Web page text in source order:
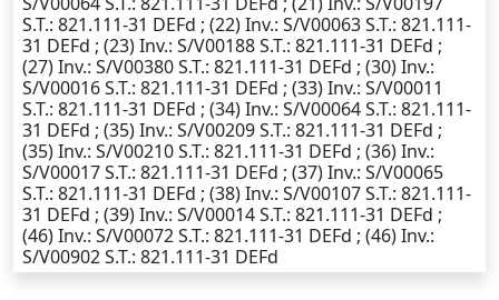
S.T.: 821.111-31 DEFd ; (22)Inv.: S/V00063S.T.: 821.111-
31 DEFd ; (23)Inv.: S/V00188S.T.: 821.111-31 DEFd ;
(27)Inv.: S/V00380S.T.: 821.111-31 DEFd ; (30)Inv.:
S/V00016S.T.: 821.111-31 DEFd ; (33)Inv.: S/V00011
S.T.: 821.111-31 DEFd ; (34)Inv.: S/V00064S.T.: 821.111-
31 DEFd ; (35)Inv.: S/V00209S.T.: 821.111-31 DEFd ;
(35)Inv.: S/V00210S.T.: 821.111-31 DEFd ; (36)Inv.:
S/V00017S.T.: 821.111-31 DEFd ; (37)Inv.: S/V00065
S.T.: 821.111-31 DEFd ; (38)Inv.: S/V00107S.T.: 821.111-
31 DEFd ; (39)Inv.: S/V00014S.T.: 821.111-31 DEFd ;
(46)Inv.: S/V00072S.T.: 821.111-31 DEFd ; (46)Inv.:
S/V00902S.T.: 821.111-31 DEFd